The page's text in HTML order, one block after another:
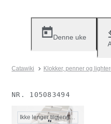
Denne uke
Catawiki Klokker, penner og
NR. 105083494
Ikke lenger tilgjengelig